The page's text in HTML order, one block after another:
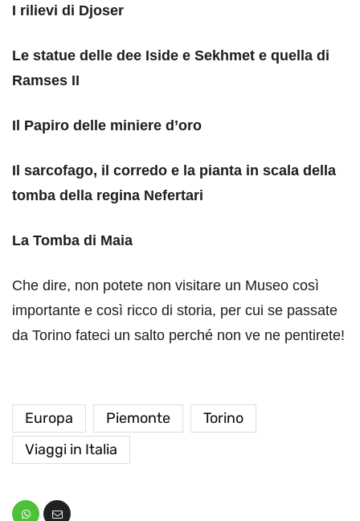
I rilievi di Djoser
Le statue delle dee Iside e Sekhmet e quella di
Ramses II
Il Papiro delle miniere d’oro
Il sarcofago, il corredo e la pianta in scala della
tomba della regina Nefertari
La Tomba di Maia
Che dire, non potete non visitare un Museo così
importante e così ricco di storia, per cui se passate
da Torino fateci un salto perché non ve ne pentirete!
Europa Piemonte
Torino
Viaggi in Italia